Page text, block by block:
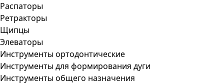
Распаторы
Ретракторы
Щипцы
Элеваторы
Инструменты ортодонтические
Инструменты для формирования дуги
Инструменты общего назначения